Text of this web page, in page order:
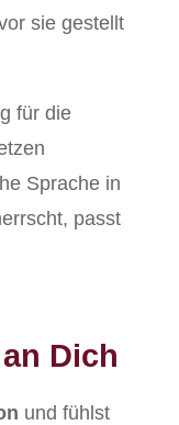
sie gestellt
für die
Sprache in
passt
Dich
und fühlst